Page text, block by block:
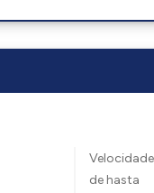
de hasta